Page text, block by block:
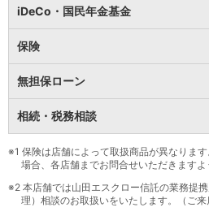
海外旅行保険
国内旅行傷害保険
スマホ保険
傷害保険
介護保険
カード
クレジットカード
デビットカード
インターネットバンキング
アプリ
イオン銀行アプリTOP
通帳アプリ
iDeCo・国民年金基金
保険
無担保ローン
相続・税務相談
※1 保険は店舗によって取扱商品が異なりま
場合、各店舗までお問合せいただきますよ
※2 本店舗では山田エスクロー信託の業務提
理）相談のお取扱いをいたします。（ご来